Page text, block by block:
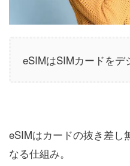
eSIMはSIMカードをデ
eSIMはカードの抜き差し
なる仕組み。